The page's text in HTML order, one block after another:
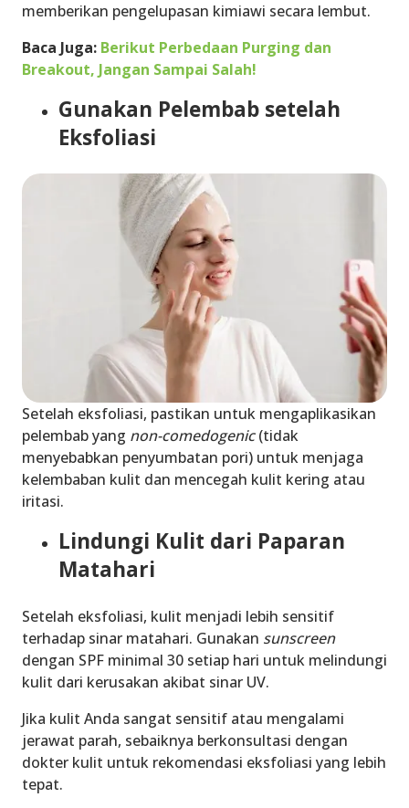
memberikan pengelupasan kimiawi secara lembut.
Baca Juga: Berikut Perbedaan Purging dan
Breakout, Jangan Sampai Salah!
Gunakan Pelembab setelah
Eksfoliasi
Setelah eksfoliasi, pastikan untuk mengaplikasikan
pelembab yang non-comedogenic(tidak
menyebabkan penyumbatan pori) untuk menjaga
kelembaban kulit dan mencegah kulit kering atau
iritasi.
Lindungi Kulit dari Paparan
Matahari
Setelah eksfoliasi, kulit menjadi lebih sensitif
terhadap sinar matahari. Gunakan sunscreen
dengan SPF minimal 30 setiap hari untuk melindungi
kulit dari kerusakan akibat sinar UV.
Jika kulit Anda sangat sensitif atau mengalami
jerawat parah, sebaiknya berkonsultasi dengan
dokter kulit untuk rekomendasi eksfoliasi yang lebih
tepat.